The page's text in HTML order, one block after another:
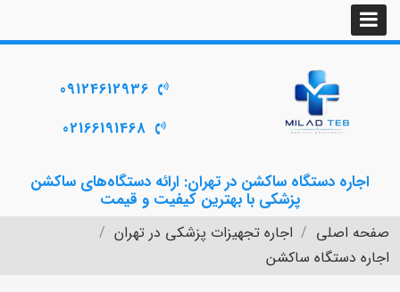
اجاره دستگاه ساکشن در تهران: ارائه دستگاه‌های ساکشن
پزشکی با بهترین کیفیت و قیمت
09124612936
02166191468
صفحه اصلی
اجاره تجهیزات پزشکی در تهران
اجاره دستگاه ساکشن